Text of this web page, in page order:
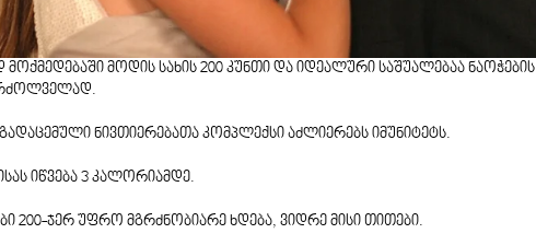
მოდის სახის 200 კუნთი და იდეალური საშუალებაა ნაოჭების
ნივთიერებათა კომპლექსი აძლიერებს იმუნიტეტს.
იწვება 3 კალორიამდე.
200-ჯერ უფრო მგრძნობიარე ხდება, ვიდრე მისი თითები.